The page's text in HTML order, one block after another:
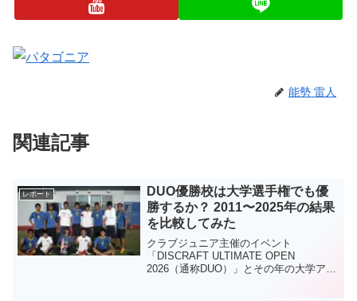
能勢 雷人
関連記事
レポート
DUO優勝校は大学選手権でも優
勝するか？ 2011〜2025年の結果
を比較してみた
クラブジュニア主催のイベント
「DISCRAFT ULTIMATE OPEN
2026（通称DUO）」とその年の大学アル